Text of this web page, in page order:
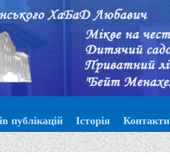
публікацій Історія Контакти